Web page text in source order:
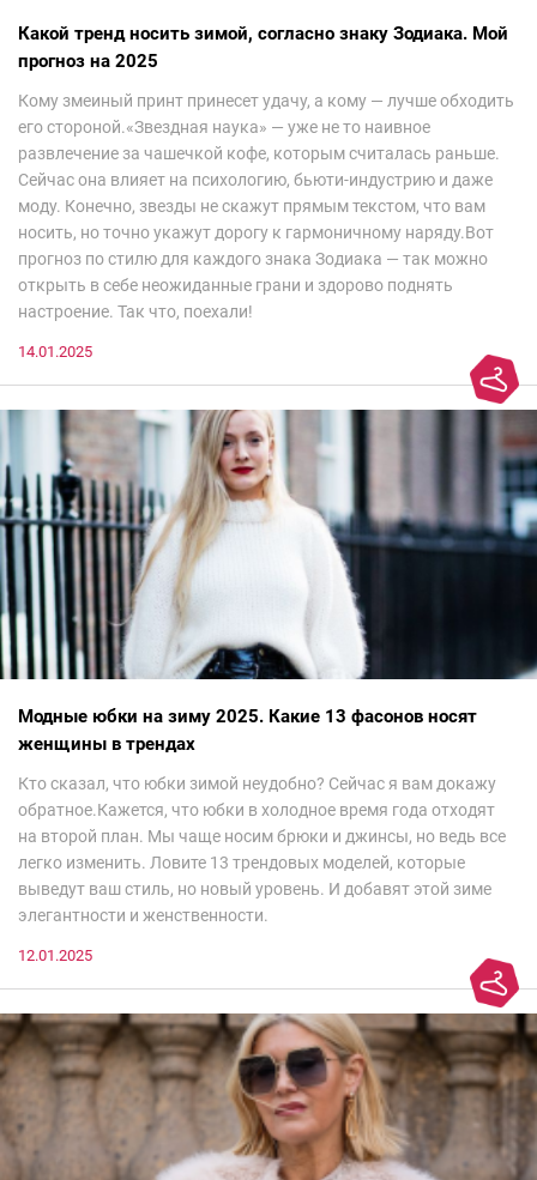
Какой тренд носить зимой, согласно знаку Зодиака. Мой
прогноз на 2025
Кому змеиный принт принесет удачу, а кому — лучше обходить
его стороной.«Звездная наука» — уже не то наивное
развлечение за чашечкой кофе, которым считалась раньше.
Сейчас она влияет на психологию, бьюти-индустрию и даже
моду. Конечно, звезды не скажут прямым текстом, что вам
носить, но точно укажут дорогу к гармоничному наряду.Вот
прогноз по стилю для каждого знака Зодиака — так можно
открыть в себе неожиданные грани и здорово поднять
настроение. Так что, поехали!
14.01.2025
Модные юбки на зиму 2025. Какие 13 фасонов носят
женщины в трендах
Кто сказал, что юбки зимой неудобно? Сейчас я вам докажу
обратное.Кажется, что юбки в холодное время года отходят
на второй план. Мы чаще носим брюки и джинсы, но ведь все
легко изменить. Ловите 13 трендовых моделей, которые
выведут ваш стиль, но новый уровень. И добавят этой зиме
элегантности и женственности.
12.01.2025